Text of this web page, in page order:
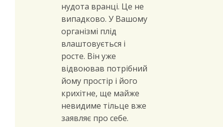
нудота вранці. Це не
випадково. У Вашому
організмі плід
влаштовується і
росте. Він уже
відвоював потрібний
йому простір і його
крихітне, ще майже
невидиме тільце вже
заявляє про себе.